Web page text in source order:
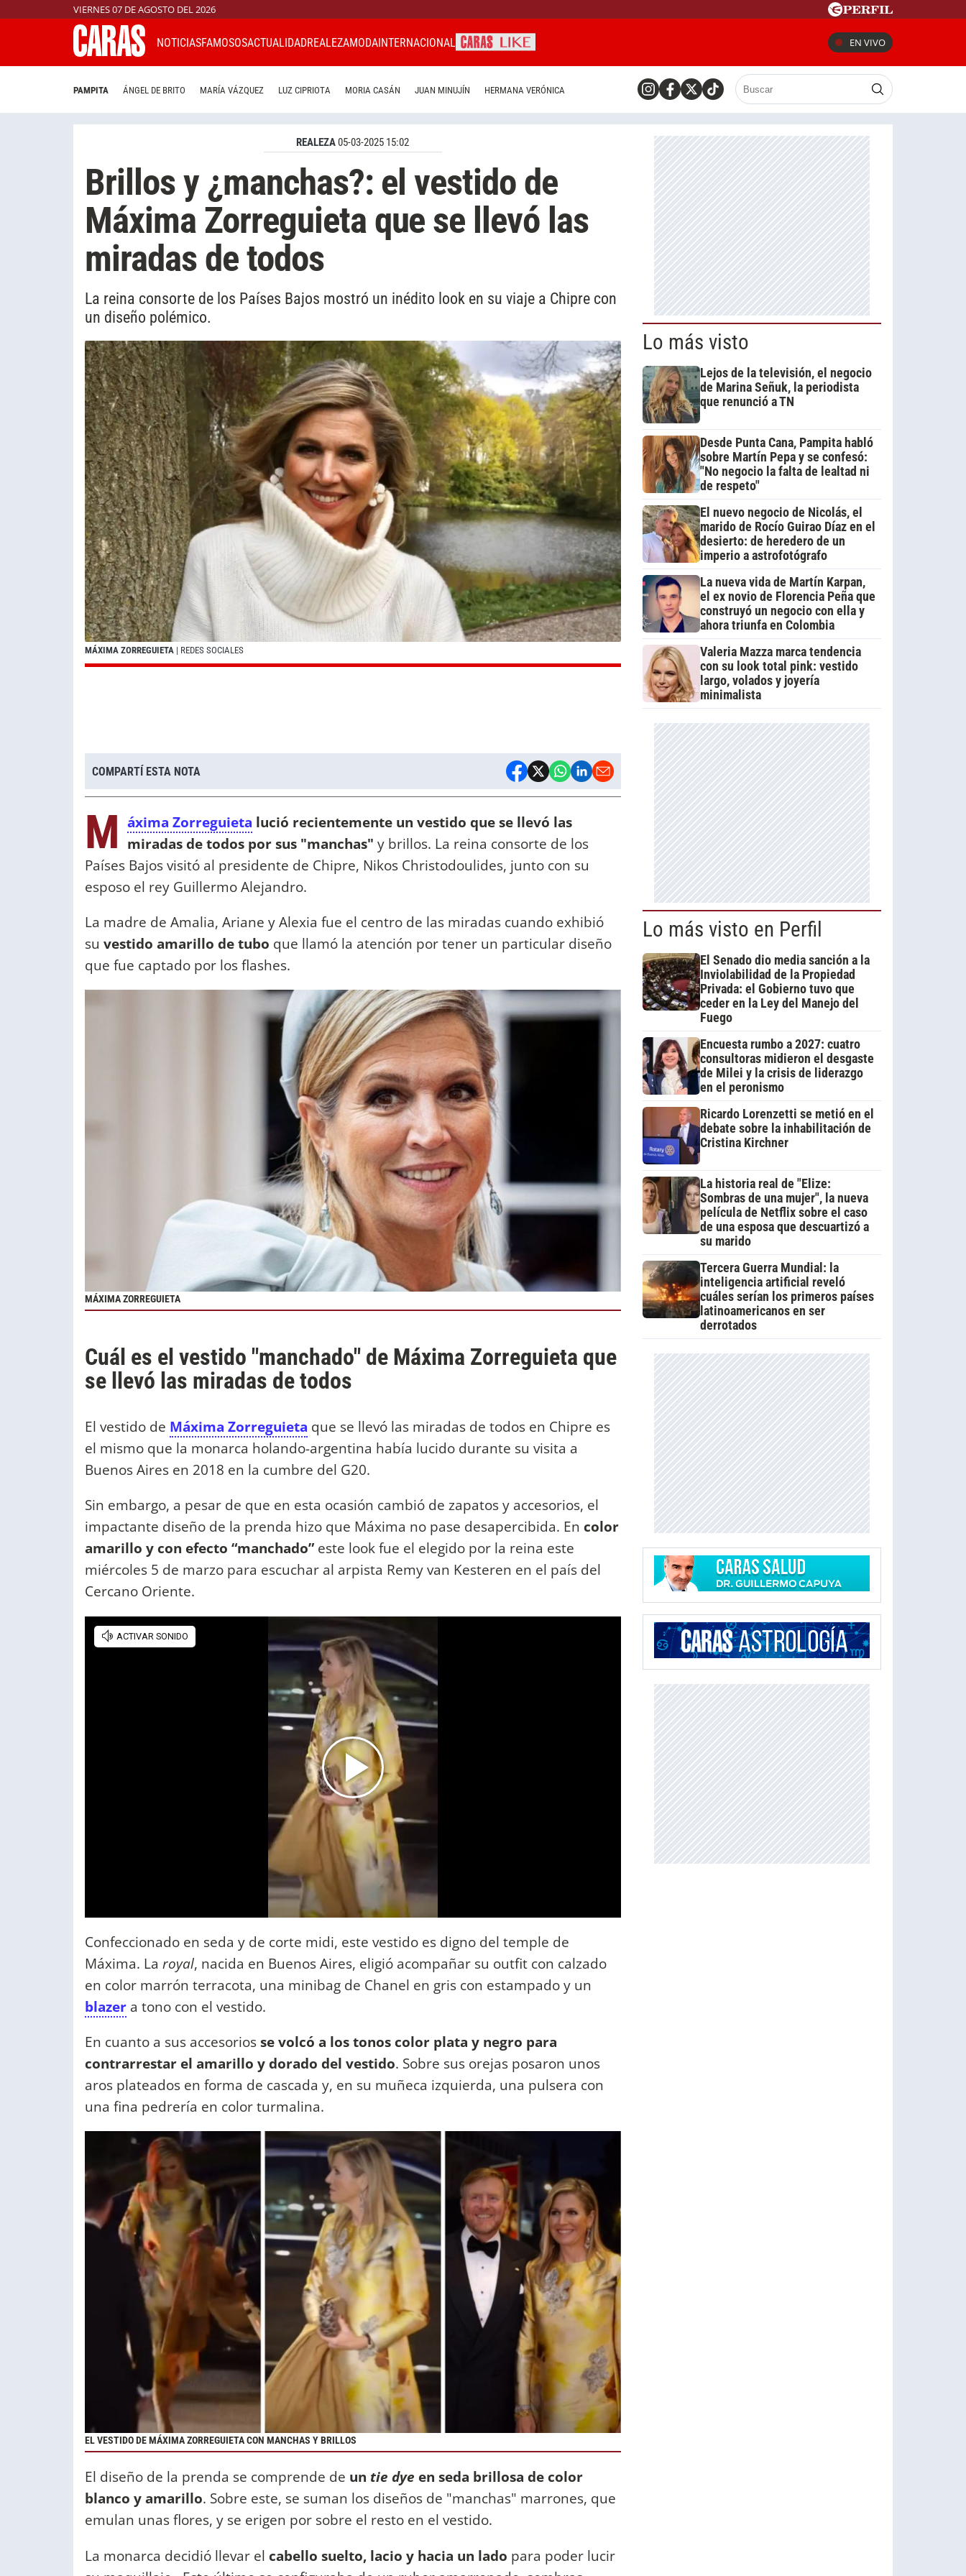
VIERNES 07 DE AGOSTO DEL 2026
NOTICIASFAMOSOSACTUALIDADREALEZAMODAINTERNACIONAL EN VIVO
PAMPITA ÁNGEL DE BRITO MARÍA VÁZQUEZ LUZ CIPRIOTA MORIA CASÁN JUAN MINUJÍN HERMANA VERÓNICA
REALEZA05-03-2025 15:02
Brillos y ¿manchas?: el vestido de
Máxima Zorreguieta que se llevó las
miradas de todos
La reina consorte de los Países Bajos mostró un inédito look en su viaje a Chipre con
un diseño polémico.
MÁXIMA ZORREGUIETA | REDES SOCIALES
COMPARTÍ ESTA NOTA
M áxima Zorreguieta lució recientemente un vestido que se llevó las
miradas de todos por sus "manchas" y brillos. La reina consorte de los
Países Bajos visitó al presidente de Chipre, Nikos Christodoulides, junto con su
esposo el rey Guillermo Alejandro.
La madre de Amalia, Ariane y Alexia fue el centro de las miradas cuando exhibió
su vestido amarillo de tubo que llamó la atención por tener un particular diseño
que fue captado por los flashes.
MÁXIMA ZORREGUIETA
Cuál es el vestido "manchado" de Máxima Zorreguieta que
se llevó las miradas de todos
El vestido de Máxima Zorreguieta que se llevó las miradas de todos en Chipre es
el mismo que la monarca holando-argentina había lucido durante su visita a
Buenos Aires en 2018 en la cumbre del G20.
Sin embargo, a pesar de que en esta ocasión cambió de zapatos y accesorios, el
impactante diseño de la prenda hizo que Máxima no pase desapercibida. En color
amarillo y con efecto “manchado”este look fue el elegido por la reina este
miércoles 5 de marzo para escuchar al arpista Remy van Kesteren en el país del
Cercano Oriente.
Confeccionado en seda y de corte midi, este vestido es digno del temple de
Máxima. La royal, nacida en Buenos Aires, eligió acompañar su outfit con calzado
en color marrón terracota, una minibag de Chanel en gris con estampado y un
blazer a tono con el vestido.
En cuanto a sus accesoriosse volcó a los tonos color plata y negro para
contrarrestar el amarillo y dorado del vestido. Sobre sus orejas posaron unos
aros plateados en forma de cascada y, en su muñeca izquierda, una pulsera con
una fina pedrería en color turmalina.
EL VESTIDO DE MÁXIMA ZORREGUIETA CON MANCHAS Y BRILLOS
El diseño de la prenda se comprende de un tie dye en seda brillosa de color
blanco y amarillo. Sobre este, se suman los diseños de "manchas" marrones, que
emulan unas flores, y se erigen por sobre el resto en el vestido.
La monarca decidió llevar el cabello suelto, lacio y hacia un lado para poder lucir
Lo más visto
Lejos de la televisión, el negocio
de Marina Señuk, la periodista
que renunció a TN
Desde Punta Cana, Pampita habló
sobre Martín Pepa y se confesó:
"No negocio la falta de lealtad ni
de respeto"
El nuevo negocio de Nicolás, el
marido de Rocío Guirao Díaz en el
desierto: de heredero de un
imperio a astrofotógrafo
La nueva vida de Martín Karpan,
el ex novio de Florencia Peña que
construyó un negocio con ella y
ahora triunfa en Colombia
Valeria Mazza marca tendencia
con su look total pink: vestido
largo, volados y joyería
minimalista
Lo más visto en Perfil
El Senado dio media sanción a la
Inviolabilidad de la Propiedad
Privada: el Gobierno tuvo que
ceder en la Ley del Manejo del
Fuego
Encuesta rumbo a 2027: cuatro
consultoras midieron el desgaste
de Milei y la crisis de liderazgo
en el peronismo
Ricardo Lorenzetti se metió en el
debate sobre la inhabilitación de
Cristina Kirchner
La historia real de "Elize:
Sombras de una mujer", la nueva
película de Netflix sobre el caso
de una esposa que descuartizó a
su marido
Tercera Guerra Mundial: la
inteligencia artificial reveló
cuáles serían los primeros países
latinoamericanos en ser
derrotados